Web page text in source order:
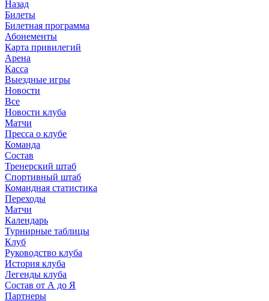
Назад
Билеты
Билетная программа
Абонементы
Карта привилегий
Арена
Касса
Выездные игры
Новости
Все
Новости клуба
Матчи
Пресса о клубе
Команда
Состав
Тренерский штаб
Спортивный штаб
Командная статистика
Переходы
Матчи
Календарь
Турнирные таблицы
Клуб
Руководство клуба
История клуба
Легенды клуба
Состав от А до Я
Партнеры